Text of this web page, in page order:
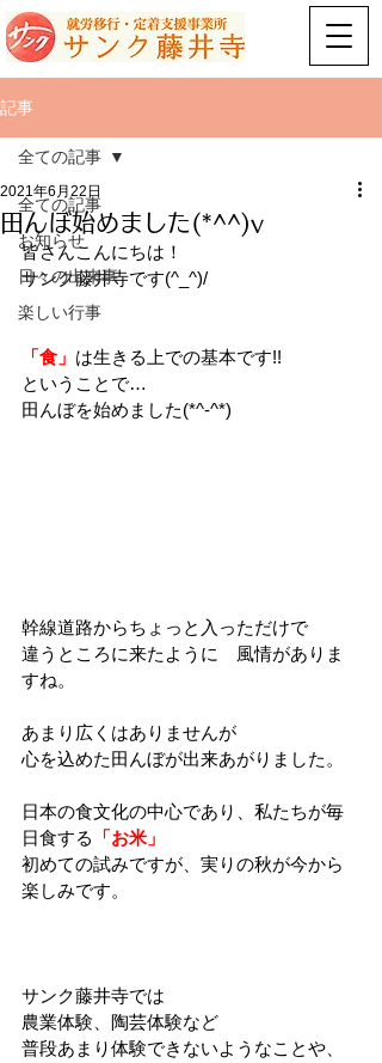
記事
全ての記事
お知らせ
日々の出来事
楽しい行事
全ての記事
田んぼ始めました(*^^)v
2021年6月22日
皆さんこんにちは！
サンク藤井寺です(^_^)/
「食」 は生きる上での基本です!!
ということで…
田んぼを始めました(*^-^*)
幹線道路からちょっと入っただけで
違うところに来たように　風情がありま
すね。
あまり広くはありませんが
心を込めた田んぼが出来あがりました。
日本の食文化の中心であり、私たちが毎
日食する
「お米」
初めての試みですが、実りの秋が今から
楽しみです。
サンク藤井寺では
農業体験、陶芸体験など
普段あまり体験できないようなことや、